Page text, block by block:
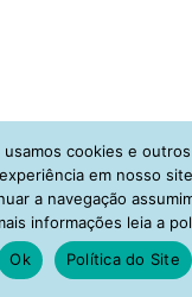
usamos cookies e
em nosso
a navegação
informações leia a
Ok
Política do Site